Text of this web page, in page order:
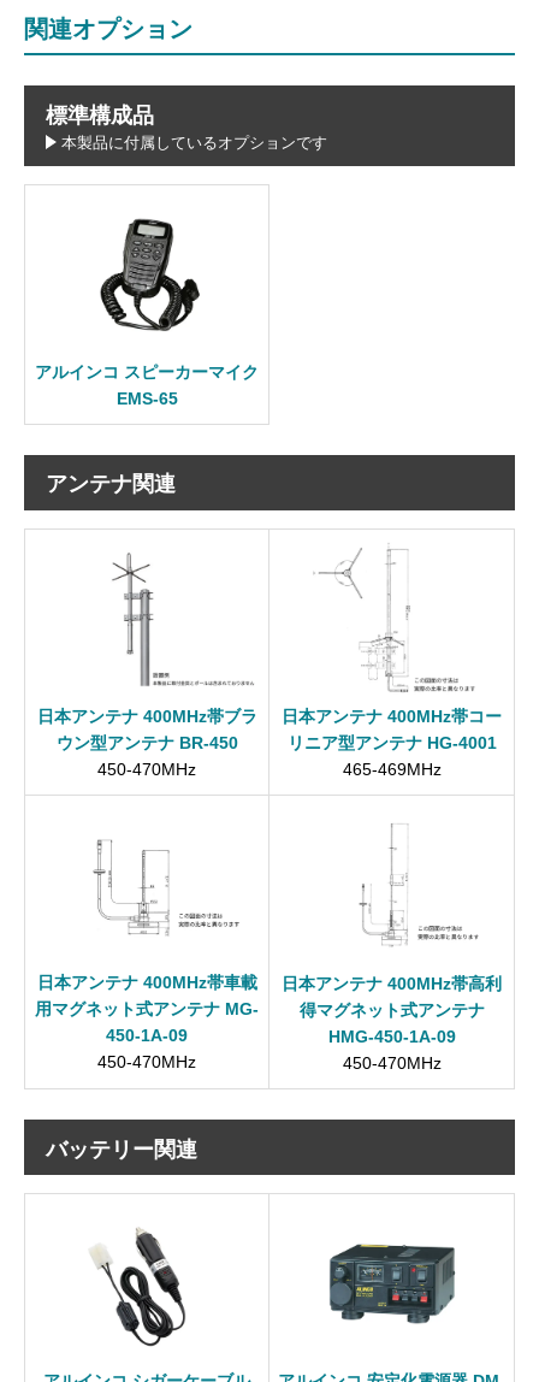
関連オプション
標準構成品
本製品に付属しているオプションです
アルインコ スピーカーマイク
EMS-65
アンテナ関連
日本アンテナ 400MHz帯ブラ
ウン型アンテナ BR-450
450-470MHz
日本アンテナ 400MHz帯コー
リニア型アンテナ HG-4001
465-469MHz
日本アンテナ 400MHz帯車載
用マグネット式アンテナ MG-
450-1A-09
450-470MHz
日本アンテナ 400MHz帯高利
得マグネット式アンテナ
HMG-450-1A-09
450-470MHz
バッテリー関連